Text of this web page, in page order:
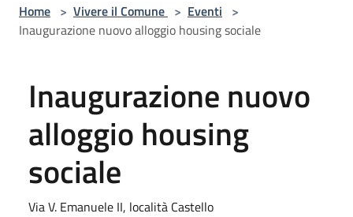
Home > Vivere il Comune > Eventi >
Inaugurazione nuovo alloggio housing sociale
Inaugurazione nuovo
alloggio housing
sociale
Via V. Emanuele II, località Castello